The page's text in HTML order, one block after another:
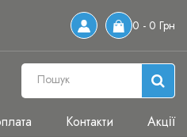
0 - 0 Грн
Контакти Акції